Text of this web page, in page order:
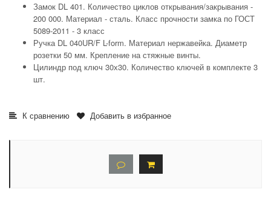
Замок DL 401. Количество циклов открывания/закрывания -
200 000. Материал - сталь. Класс прочности замка по ГОСТ
5089-2011 - 3 класс
Ручка DL 040UR/F L-form. Материал нержавейка. Диаметр
розетки 50 мм. Крепление на стяжные винты.
Цилиндр под ключ 30х30. Количество ключей в комплекте 3
шт.
К сравнению Добавить в избранное